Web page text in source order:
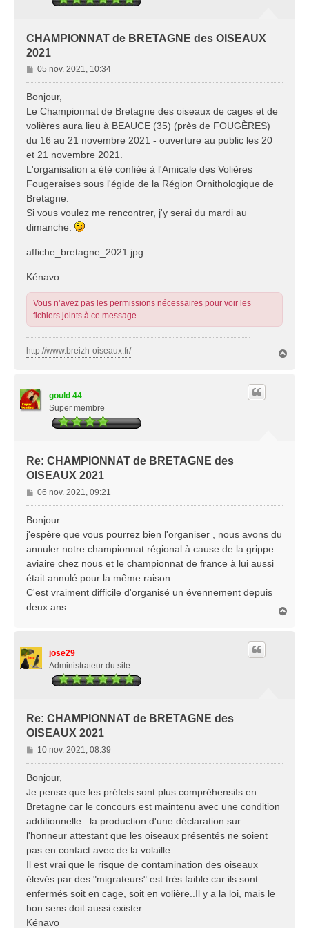
CHAMPIONNAT de BRETAGNE des OISEAUX
2021
M
e
s
g
e
05 nov. 2021, 10:34
Bonjour,
Le Championnat de Bretagne des oiseaux de cages et de
volières aura lieu à BEAUCE (35) (près de FOUGÈRES)
du 16 au 21 novembre 2021 - ouverture au public les 20
et 21 novembre 2021.
L'organisation a été confiée à l'Amicale des Volières
Fougeraises sous l'égide de la Région Ornithologique de
Bretagne.
Si vous voulez me rencontrer, j'y serai du mardi au
dimanche.
affiche_bretagne_2021.jpg
Kénavo
Vous n’avez pas les permissions nécessaires pour voir les
fichiers joints à ce message.
http://www.breizh-oiseaux.fr/
gould 44
Super membre
Re: CHAMPIONNAT de BRETAGNE des
OISEAUX 2021
M
e
s
g
e
06 nov. 2021, 09:21
Bonjour
j'espère que vous pourrez bien l'organiser , nous avons du
annuler notre championnat régional à cause de la grippe
aviaire chez nous et le championnat de france à lui aussi
était annulé pour la même raison.
C'est vraiment difficile d'organisé un évennement depuis
deux ans.
jose29
Administrateur du site
Re: CHAMPIONNAT de BRETAGNE des
OISEAUX 2021
M
e
s
g
e
10 nov. 2021, 08:39
Bonjour,
Je pense que les préfets sont plus compréhensifs en
Bretagne car le concours est maintenu avec une condition
additionnelle : la production d'une déclaration sur
l'honneur attestant que les oiseaux présentés ne soient
pas en contact avec de la volaille.
Il est vrai que le risque de contamination des oiseaux
élevés par des "migrateurs" est très faible car ils sont
enfermés soit en cage, soit en volière..Il y a la loi, mais le
bon sens doit aussi exister.
Kénavo